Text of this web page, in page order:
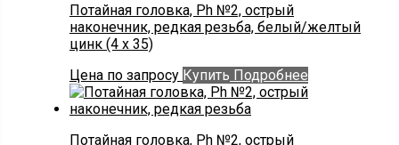
Потайная головка, Ph №2, острый
наконечник, редкая резьба, белый/желтый
цинк (4 х 35)
Цена по запросу Купить Подробнее
Потайная головка, Ph №2, острый